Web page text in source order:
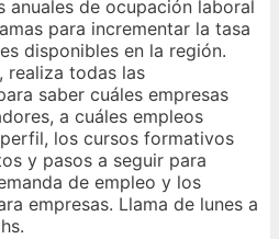
anuales de ocupación laboral
para incrementar la tasa
disponibles en la región.
realiza todas las
saber cuáles empresas
a cuáles empleos
los cursos formativos
y pasos a seguir para
de empleo y los
empresas. Llama de lunes a